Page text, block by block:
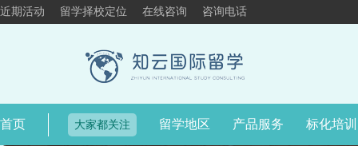
近期活动 留学择校定位 在线咨询 咨询电话
首页 大家都关注 留学地区 产品服务 标化培训